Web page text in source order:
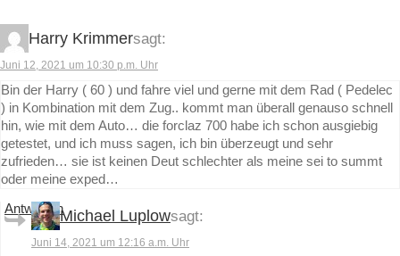
Harry Krimmersagt:
Juni 12, 2021 um 10:30 p.m. Uhr
Bin der Harry ( 60 ) und fahre viel und gerne mit dem Rad ( Pedelec
) in Kombination mit dem Zug.. kommt man überall genauso schnell
hin, wie mit dem Auto… die forclaz 700 habe ich schon ausgiebig
getestet, und ich muss sagen, ich bin überzeugt und sehr
zufrieden… sie ist keinen Deut schlechter als meine sei to summt
oder meine exped…
AntwortenMichael Luplowsagt:
Juni 14, 2021 um 12:16 a.m. Uhr